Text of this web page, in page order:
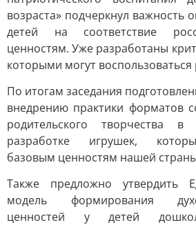
возраста» подчеркнул важность
детей на соответствие
ценностям. Уже разработаны
которыми могут воспользоваться
По итогам заседания
внедрению практики форматов
родительского творчества в
разработке игрушек,
базовым ценностям нашей
Также предложно утвердить
модель формирования
ценностей у детей